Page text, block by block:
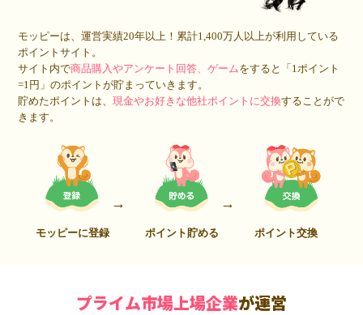
モッピーは、運営実績20年以上！累計1,400万人 以上が利用している
ポイントサイト。
サイト内で商品購入やアンケート回答、ゲームをすると「1ポイント
=1円」のポイントが貯まっていきます。
貯めたポイントは、現金やお好きな他社ポイントに交換することがで
きます。
モッピーに登録 ポイント貯める ポイント交換
プライム市場上場企業が運営